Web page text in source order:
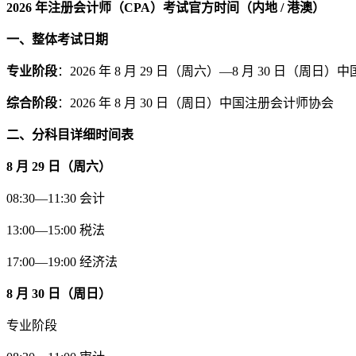
2026 年注册会计师（CPA）考试官方时间（内地 / 港澳）
一、整体考试日期
专业阶段：2026 年 8 月 29 日（周六）—8 月 30 日（周日）中
综合阶段：2026 年 8 月 30 日（周日）中国注册会计师协会
二、分科目详细时间表
8 月 29 日（周六）
08:30—11:30 会计
13:00—15:00 税法
17:00—19:00 经济法
8 月 30 日（周日）
专业阶段